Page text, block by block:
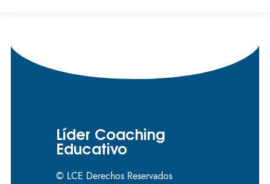
Líder Coaching
Educativo
© LCE Derechos Reservados